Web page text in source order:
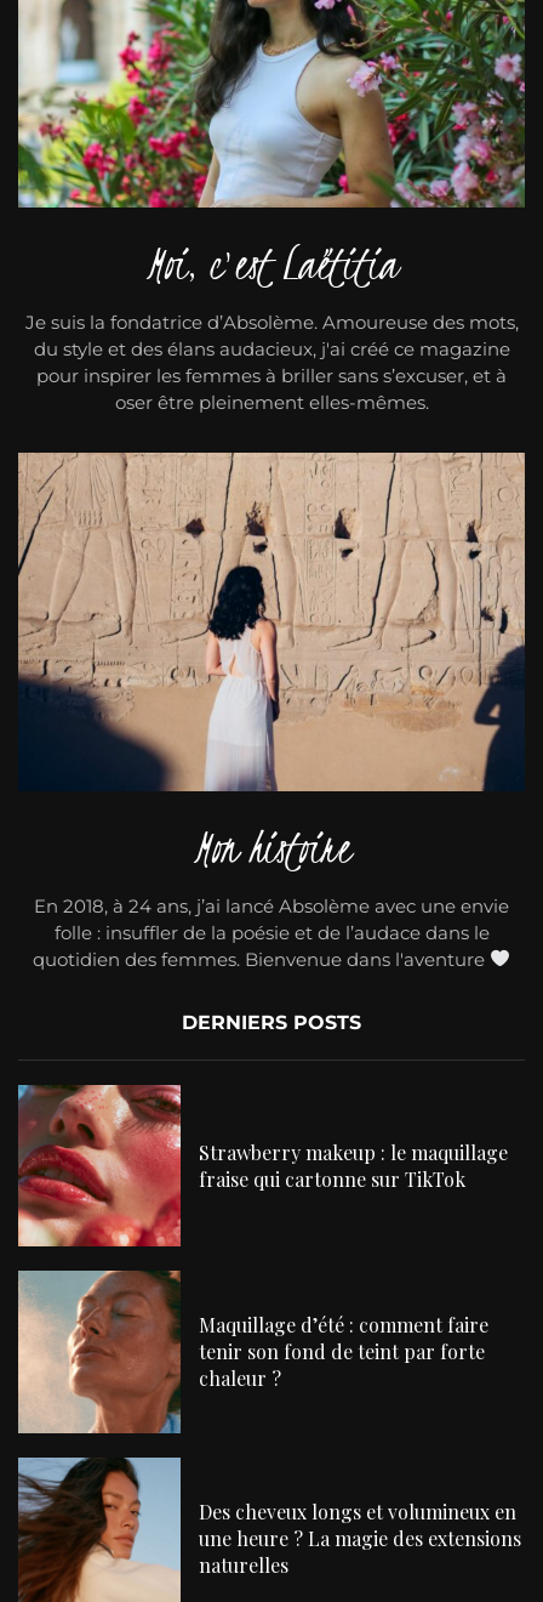
Moi, c'est Laëtitia
Je suis la fondatrice d’Absolème. Amoureuse des mots,
du style et des élans audacieux, j'ai créé ce magazine
pour inspirer les femmes à briller sans s’excuser, et à
oser être pleinement elles-mêmes.
Mon histoire
En 2018, à 24 ans, j’ai lancé Absolème avec une envie
folle : insuffler de la poésie et de l’audace dans le
quotidien des femmes. Bienvenue dans l'aventure
DERNIERS POSTS
Strawberry makeup : le maquillage
fraise qui cartonne sur TikTok
Maquillage d’été : comment faire
tenir son fond de teint par forte
chaleur ?
Des cheveux longs et volumineux en
une heure ? La magie des extensions
naturelles